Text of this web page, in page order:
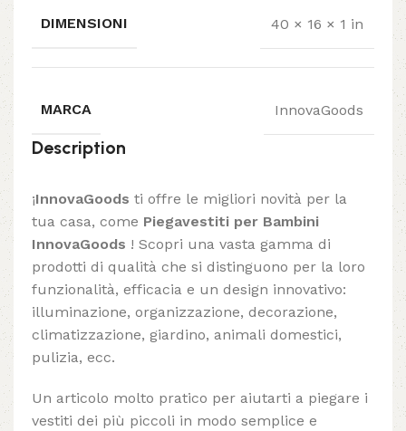
DIMENSIONI 40 × 16 × 1 in
MARCA InnovaGoods
Description
¡InnovaGoods ti offre le migliori novità per la
tua casa, come Piegavestiti per Bambini
InnovaGoods ! Scopri una vasta gamma di
prodotti di qualità che si distinguono per la loro
funzionalità, efficacia e un design innovativo:
illuminazione, organizzazione, decorazione,
climatizzazione, giardino, animali domestici,
pulizia, ecc.
Un articolo molto pratico per aiutarti a piegare i
vestiti dei più piccoli in modo semplice e